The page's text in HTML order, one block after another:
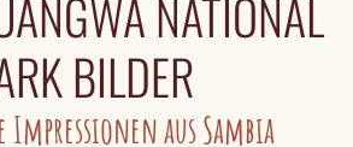
NATIONAL
BILDER
Impressionen aus Sambia